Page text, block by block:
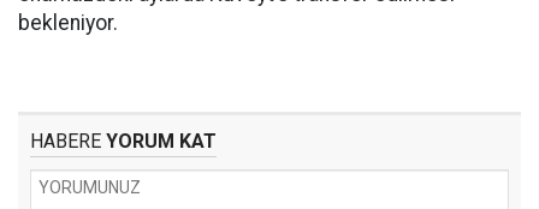
bekleniyor.
HABERE YORUM KAT